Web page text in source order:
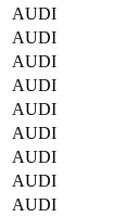
AUDI
AUDI
AUDI
AUDI
AUDI
AUDI
AUDI
AUDI
AUDI